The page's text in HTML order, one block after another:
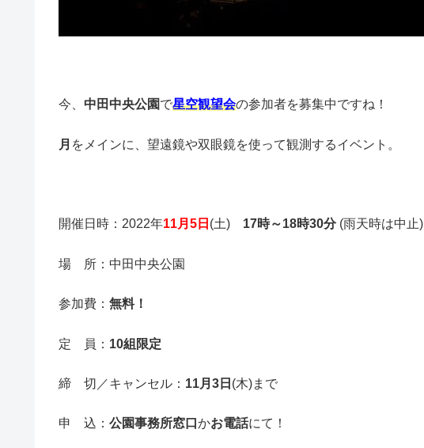
今、 中田中央公園で星空観望会の参加者を募集中ですね！
月 をメインに、望遠鏡や双眼鏡を使って観測するイベント。
開催日時：2022年11月5日 (土) 17時～18時30分(雨天時は中止)
場 所：中田中央公園
参加費： 無料！
定 員： 10組限定
締 切／キャンセル： 11月3日 (木)まで
申 込： 公園事務所窓口 かお電話にて！